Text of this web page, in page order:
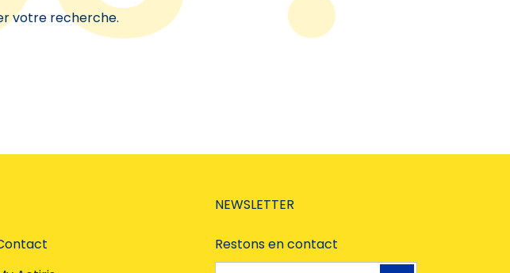
votre recherche.
NEWSLETTER
Restons en contact